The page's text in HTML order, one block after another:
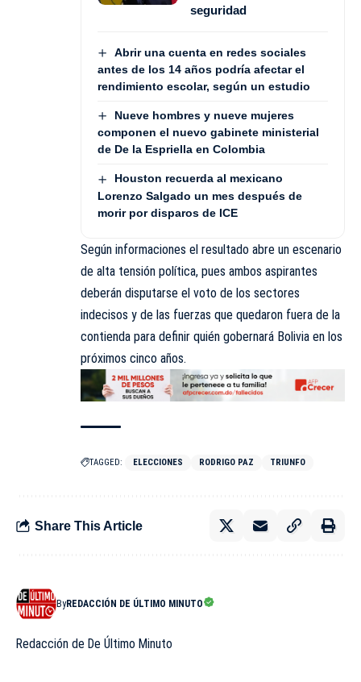
seguridad
Abrir una cuenta en redes sociales
antes de los 14 años podría afectar el
rendimiento escolar, según un estudio
Nueve hombres y nueve mujeres
componen el nuevo gabinete ministerial
de De la Espriella en Colombia
Houston recuerda al mexicano
Lorenzo Salgado un mes después de
morir por disparos de ICE
Según informaciones el resultado abre un escenario
de alta tensión política, pues ambos aspirantes
deberán disputarse el voto de los sectores
indecisos y de las fuerzas que quedaron fuera de la
contienda para definir quién gobernará Bolivia en los
próximos cinco años.
TAGGED: ELECCIONES RODRIGO PAZ TRIUNFO
Share This Article
ByREDACCIÓN DE ÚLTIMO MINUTO
Redacción de De Último Minuto